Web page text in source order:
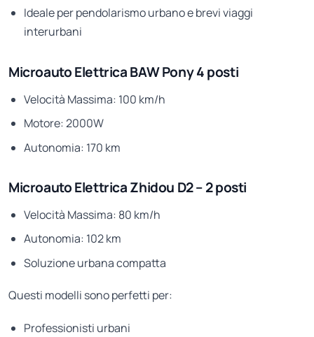
Ideale per pendolarismo urbano e brevi viaggi
interurbani
Microauto Elettrica BAW Pony 4 posti
Velocità Massima: 100 km/h
Motore: 2000W
Autonomia: 170 km
Microauto Elettrica Zhidou D2 – 2 posti
Velocità Massima: 80 km/h
Autonomia: 102 km
Soluzione urbana compatta
Questi modelli sono perfetti per:
Professionisti urbani